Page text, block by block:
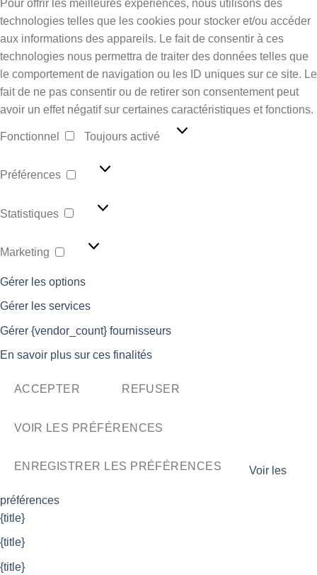
Pour offrir les meilleures expériences, nous utilisons des
technologies telles que les cookies pour stocker et/ou accéder
aux informations des appareils. Le fait de consentir à ces
technologies nous permettra de traiter des données telles que
le comportement de navigation ou les ID uniques sur ce site. Le
fait de ne pas consentir ou de retirer son consentement peut
avoir un effet négatif sur certaines caractéristiques et fonctions.
Fonctionnel Toujours activé
Préférences
Préférences
Statistiques
Statistiques
Marketing
Marketing
Gérer les options
Gérer les services
Gérer {vendor_count} fournisseurs
En savoir plus sur ces finalités
ACCEPTER REFUSER
VOIR LES PRÉFÉRENCES
ENREGISTRER LES PRÉFÉRENCES Voir les
préférences
{title}
{title}
{title}